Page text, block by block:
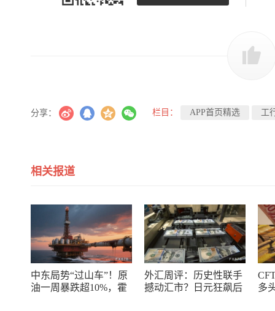
分享： 栏目： APP首页精选 工
相关报道
中东局势“过山车”！原
油一周暴跌超10%，霍
外汇周评：历史性联手
撼动汇市？日元狂飙后
多